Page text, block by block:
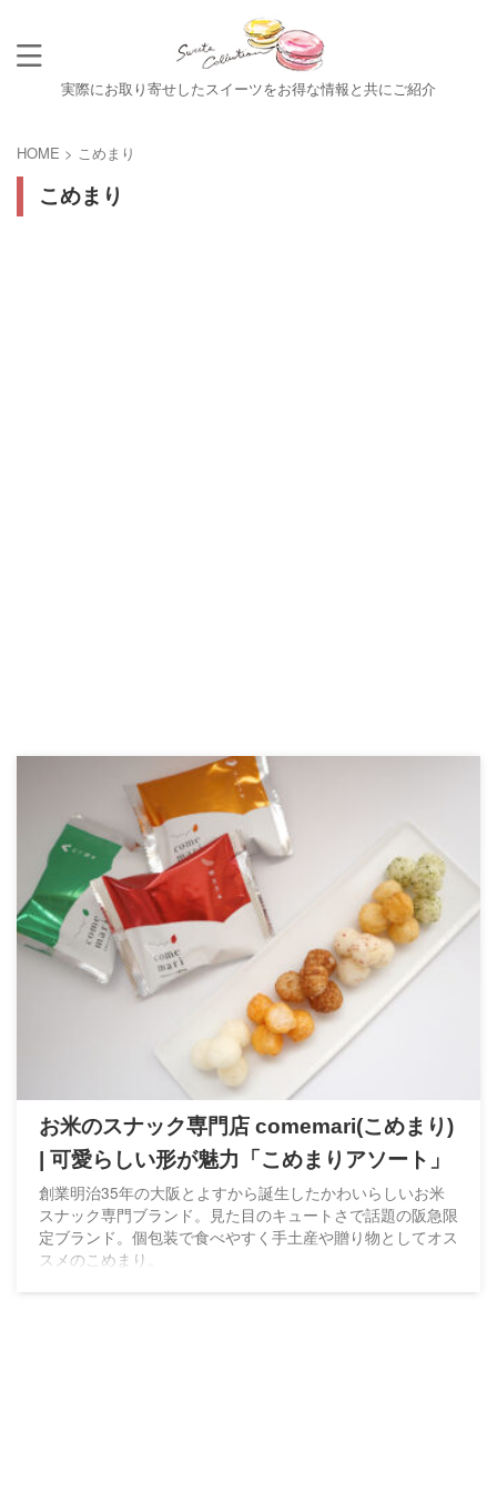
実際にお取り寄せしたスイーツをお得な情報と共にご紹介
HOME > こめまり
こめまり
お米のスナック専門店 comemari(こめまり)
| 可愛らしい形が魅力「こめまりアソート」
創業明治35年の大阪とよすから誕生したかわいらしいお米
スナック専門ブランド。見た目のキュートさで話題の阪急限
定ブランド。個包装で食べやすく手土産や贈り物としてオス
スメのこめまり。